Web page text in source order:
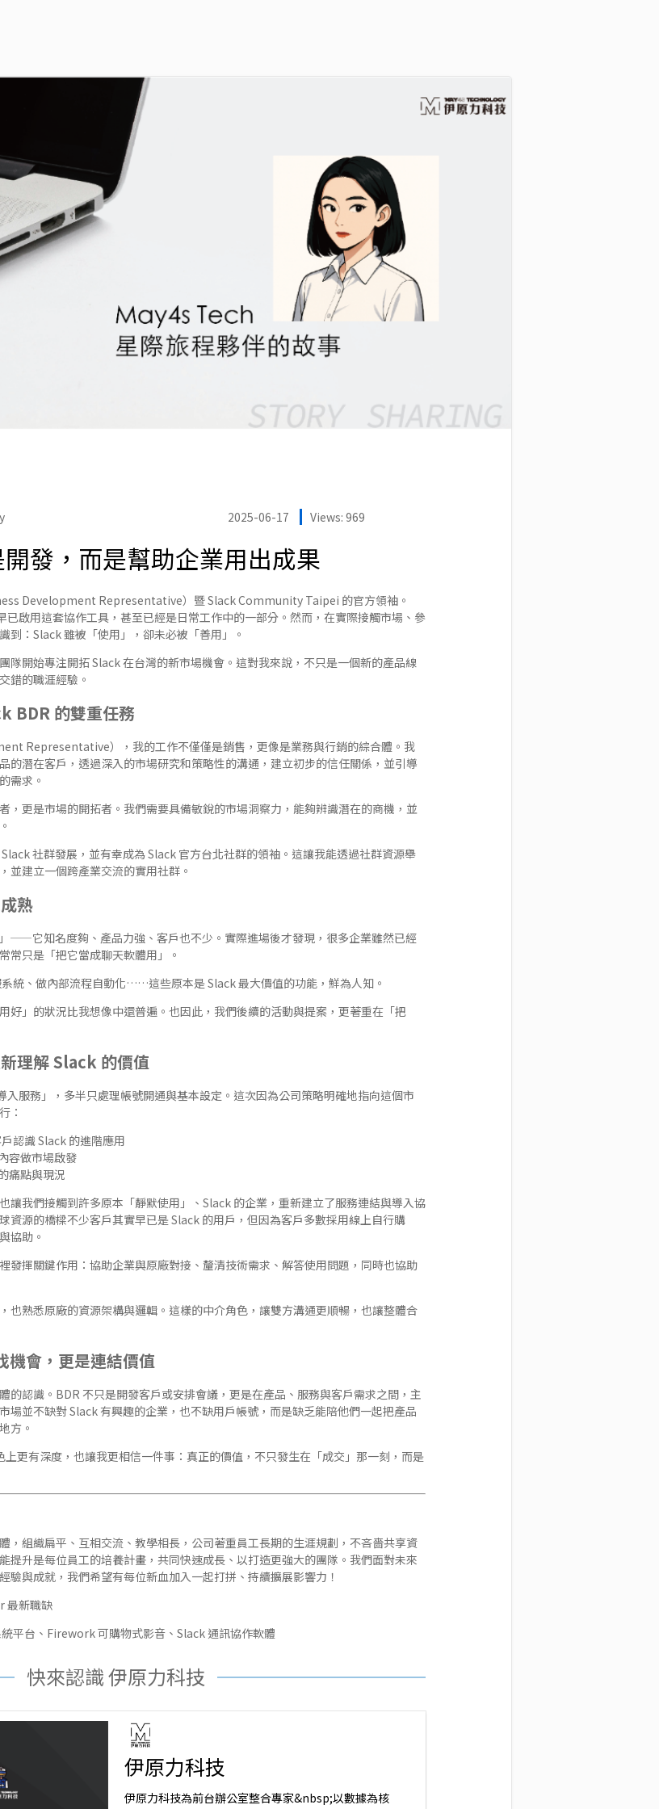
2025-06-17 Views: 969
發，而是幫助企業用出成果
Development Representative）暨 Slack Community Taipei 的官方領袖。
啟用這套協作工具，甚至已經是日常工作中的一部分。然而，在實際接觸市場、參
到：Slack 雖被「使用」，卻未必被「善用」。
隊開始專注開拓 Slack 在台灣的新市場機會。這對我來說，不只是一個新的產品線
錯的職涯經驗。
BDR 的雙重任務
Representative），我的工作不僅僅是銷售，更像是業務與行銷的綜合體。我
的潛在客戶，透過深入的市場研究和策略性的溝通，建立初步的信任關係，並引導
需求。
，更是市場的開拓者。我們需要具備敏銳的市場洞察力，能夠辨識潛在的商機，並
社群發展，並有幸成為Slack 官方台北社群的領袖。這讓我能透過社群資源舉
並建立一個跨產業交流的實用社群。
熟
——它知名度夠、產品力強、客戶也不少。實際進場後才發現，很多企業雖然已經
常只是「把它當成聊天軟體用」。
統、做內部流程自動化……這些原本是 Slack 最大價值的功能，鮮為人知。
好」的狀況比我想像中還普遍。也因此，我們後續的活動與提案，更著重在「把
理解 Slack 的價值
服務」，多半只處理帳號開通與基本設定。這次因為公司策略明確地指向這個市
：
認識 Slack 的進階應用
容做市場啟發
痛點與現況
讓我們接觸到許多原本「靜默使用」、Slack 的企業，重新建立了服務連結與導入協
資源的橋樑不少客戶其實早已是 Slack 的用戶，但因為客戶多數採用線上自行購
協助。
發揮關鍵作用：協助企業與原廠對接、釐清技術需求、解答使用問題，同時也協助
也熟悉原廠的資源架構與邏輯。這樣的中介角色，讓雙方溝通更順暢，也讓整體合
機會，更是連結價值
的認識。BDR 不只是開發客戶或安排會議，更是在產品、服務與客戶需求之間，主
場並不缺對 Slack 有興趣的企業，也不缺用戶帳號，而是缺乏能陪他們一起把產品
方。
更有深度，也讓我更相信一件事：真正的價值，不只發生在「成交」那一刻，而是
，組織扁平、互相交流、教學相長，公司著重員工長期的生涯規劃，不吝嗇共享資
提升是每位員工的培養計畫，共同快速成長、以打造更強大的團隊。我們面對未來
驗與成就，我們希望有每位新血加入一起打拼、持續擴展影響力！
最新職缺
平台 、 Firework 可購物式影音、 Slack 通訊協作軟體
快來認識 伊原力科技
伊原力科技
伊原力科技為前台辦公室整合專家&nbsp;以數據為核